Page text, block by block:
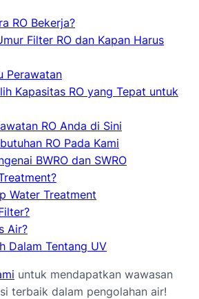
RO Bekerja?
Filter RO dan Kapan Harus
Perawatan
Kapasitas RO yang Tepat untuk
RO Anda di Sini
RO Pada Kami
BWRO dan SWRO
Water Treatment
Air?
Dalam Tentang UV
untuk mendapatkan wawasan
terbaik dalam pengolahan air!